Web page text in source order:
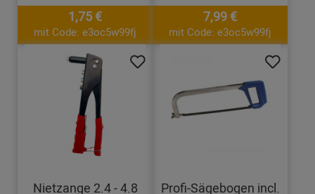
1,75 €
mit Code: e3oc5w99fj
7,99 €
mit Code: e3oc5w99fj
Nietzange 2.4 - 4.8 Profi-Sägebogen incl.